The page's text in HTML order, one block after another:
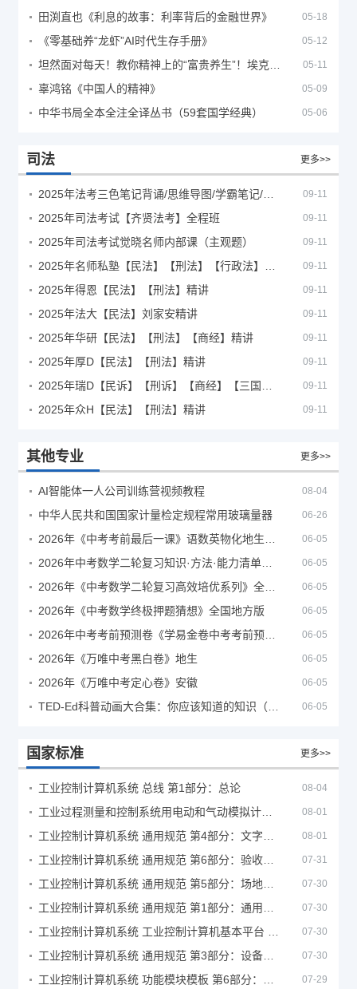
田渕直也《利息的故事：利率背后的金融世界》 05-18
《零基础养“龙虾”AI时代生存手册》 05-12
05-11
辜鸿铭《中国人的精神》 05-09
中华书局全本全注全译丛书（59套国学经典） 05-06
司法 更多>>
09-11
2025年司法考试【齐贤法考】全程班 09-11
2025年司法考试觉晓名师内部课（主观题） 09-11
09-11
2025年得恩【民法】【刑法】精讲 09-11
2025年法大【民法】刘家安精讲 09-11
2025年华研【民法】【刑法】【商经】精讲 09-11
2025年厚D【民法】【刑法】精讲 09-11
09-11
2025年众H【民法】【刑法】精讲 09-11
其他专业 更多>>
AI智能体一人公司训练营视频教程 08-04
中华人民共和国国家计量检定规程常用玻璃量器 06-26
06-05
06-05
06-05
2026年《中考数学终极押题猜想》全国地方版 06-05
06-05
2026年《万唯中考黑白卷》地生 06-05
2026年《万唯中考定心卷》安徽 06-05
06-05
国家标准 更多>>
工业控制计算机系统 总线 第1部分：总论 08-04
08-01
08-01
07-31
07-30
07-30
07-30
07-30
07-29